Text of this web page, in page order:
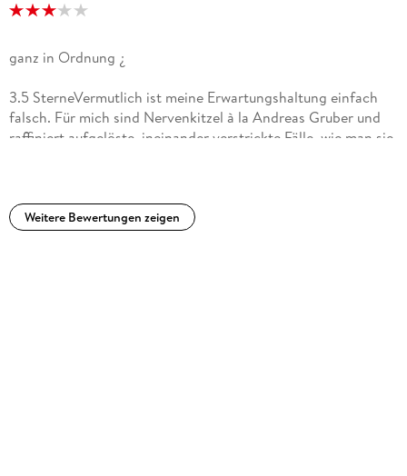
ganz in Ordnung ¿
3.5 SterneVermutlich ist meine Erwartungshaltung einfach
falsch. Für mich sind Nervenkitzel à la Andreas Gruber und
raffiniert aufgelöste, ineinander verstrickte Fälle, wie man sie
bis Leben in die Geschehnisse kommt und ich musste teils
ziemlich mit mir selbst ringen, um weiterzulesen. Dann steht
Weitere Bewertungen zeigen